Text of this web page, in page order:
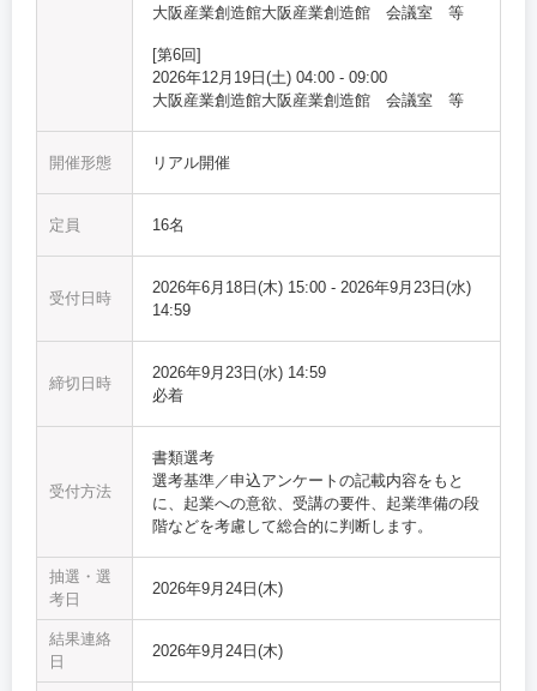
大阪産業創造館大阪産業創造館 会議室 等
[第6回]
2026年12月19日(土) 04:00 - 09:00
大阪産業創造館大阪産業創造館 会議室 等
開催形態 リアル開催
定員 16名
受付日時
2026年6月18日(木) 15:00 - 2026年9月23日(水)
14:59
締切日時
2026年9月23日(水) 14:59
必着
受付方法
書類選考
選考基準／申込アンケートの記載内容をもと
に、起業への意欲、受講の要件、起業準備の段
階などを考慮して総合的に判断します。
抽選・選
考日
2026年9月24日(木)
結果連絡
日
2026年9月24日(木)